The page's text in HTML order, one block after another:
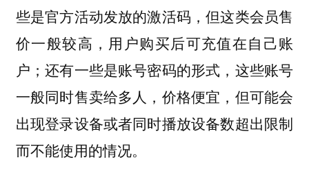
些是官方活动发放的激活码，但这类会员售
价一般较高，用户购买后可充值在自己账
户；还有一些是账号密码的形式，这些账号
一般同时售卖给多人，价格便宜，但可能会
出现登录设备或者同时播放设备数超出限制
而不能使用的情况。